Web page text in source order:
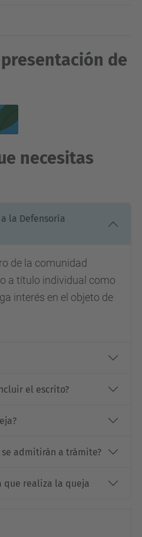
de
necesitas
la Defensoría
de la comunidad
a título individual como
interés en el objeto de
el escrito?
admitirán a trámite?
que realiza la queja